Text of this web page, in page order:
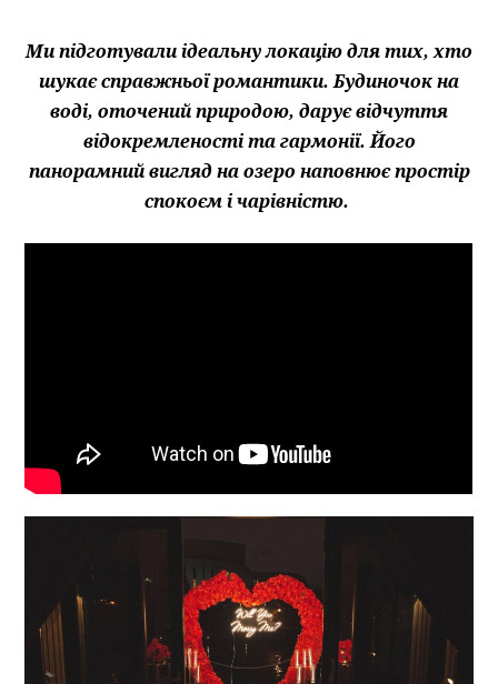
Ми підготували ідеальну локацію для тих, хто
шукає справжньої романтики. Будиночок на
воді, оточений природою, дарує відчуття
відокремленості та гармонії. Його
панорамний вигляд на озеро наповнює простір
спокоєм і чарівністю.